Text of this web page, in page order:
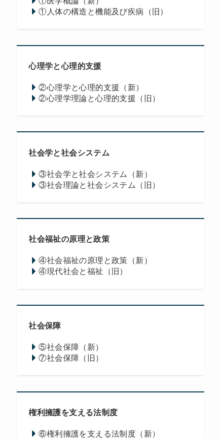
①人体の構造と機能及び疾病（旧）
心理学と心理的支援
②心理学と心理的支援（新）
②心理学理論と心理的支援（旧）
社会学と社会システム
③社会学と社会システム（新）
③社会理論と社会システム（旧）
社会福祉の原理と政策
④社会福祉の原理と政策（新）
④現代社会と福祉（旧）
社会保障
⑤社会保障（新）
⑦社会保障（旧）
権利擁護を支える法制度
⑥権利擁護を支える法制度（新）